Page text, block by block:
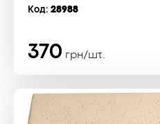
Код: 28988
370 грн/шт.